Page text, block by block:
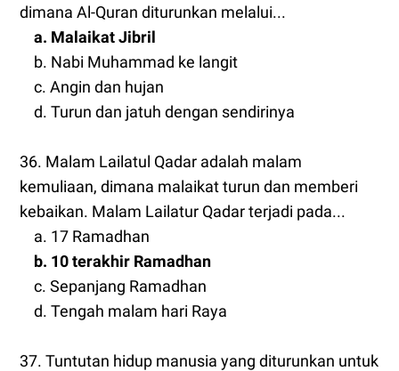
dimana Al-Quran diturunkan melalui...
a. Malaikat Jibril
b. Nabi Muhammad ke langit
c. Angin dan hujan
d. Turun dan jatuh dengan sendirinya
36. Malam Lailatul Qadar adalah malam
kemuliaan, dimana malaikat turun dan memberi
kebaikan. Malam Lailatur Qadar terjadi pada...
a. 17 Ramadhan
b. 10 terakhir Ramadhan
c. Sepanjang Ramadhan
d. Tengah malam hari Raya
37. Tuntutan hidup manusia yang diturunkan untuk